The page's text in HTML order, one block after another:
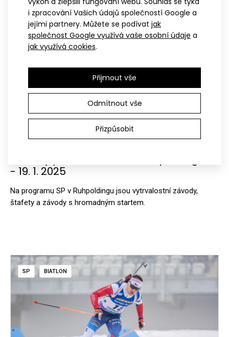
i zpracování Vašich údajů společností Google a
jejími partnery. Můžete se podívat jak
společnost Google využívá vaše osobní údaje a
jak využívá cookies.
Přijmout vše
Odmítnout vše
Přizpůsobit
SP BIATLON
- 19. 1. 2025
Na programu SP v Ruhpoldingu jsou vytrvalostní závody,
štafety a závody s hromadným startem.
SP BIATLON